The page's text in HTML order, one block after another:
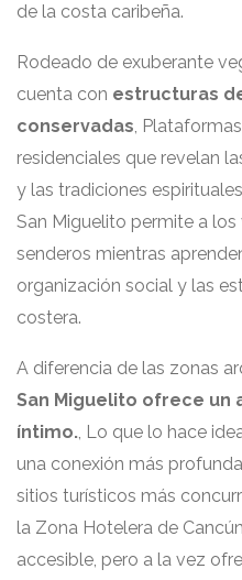
de la costa caribeña.
Rodeado de exuberante
cuenta con estructuras
conservadas,
residenciales que revelan
y las tradiciones
San Miguelito permite a
senderos mientras
organización social y las
costera.
A diferencia de las zonas
San Miguelito ofrece un
íntimo., Lo que lo hace
una conexión más
sitios turísticos más
la Zona Hotelera de
accesible, pero a la vez